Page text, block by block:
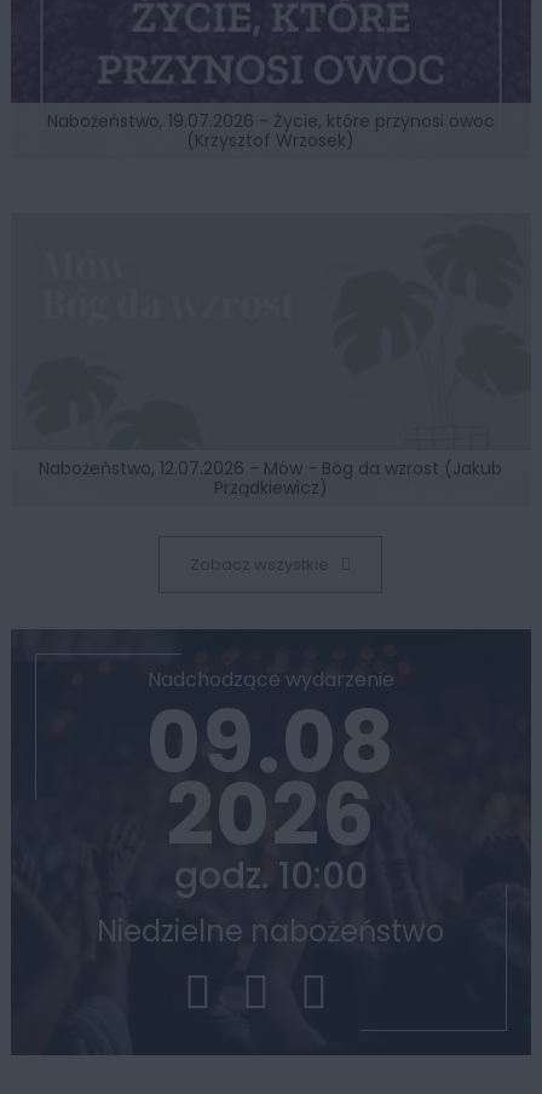
Nabożeństwo, 19.07.2026 - Życie, które przynosi owoc
(Krzysztof Wrzosek)
Nabożeństwo, 12.07.2026 - Mów - Bóg da wzrost (Jakub
Prządkiewicz)
Nadchodzące wydarzenie
09.08
2026
godz. 10:00
Niedzielne nabożeństwo